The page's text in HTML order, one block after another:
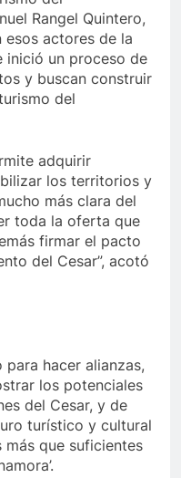
Rangel Quintero,
actores de la
inició un proceso de
y buscan construir
del
adquirir
los territorios y
más clara del
toda la oferta que
firmar el pacto
del Cesar”, acotó
hacer alianzas,
los potenciales
del Cesar, y de
turístico y cultural
que suficientes